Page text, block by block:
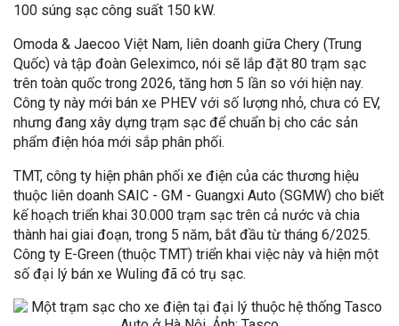
100 súng sạc công suất 150 kW.
Omoda & Jaecoo Việt Nam, liên doanh giữa Chery (Trung
Quốc) và tập đoàn Geleximco, nói sẽ lắp đặt 80 trạm sạc
trên toàn quốc trong 2026, tăng hơn 5 lần so với hiện nay.
Công ty này mới bán xe PHEV với số lượng nhỏ, chưa có EV,
nhưng đang xây dựng trạm sạc để chuẩn bị cho các sản
phẩm điện hóa mới sắp phân phối.
TMT, công ty hiện phân phối xe điện của các thương hiệu
thuộc liên doanh SAIC - GM - Guangxi Auto (SGMW) cho biết
kế hoạch triển khai 30.000 trạm sạc trên cả nước và chia
thành hai giai đoạn, trong 5 năm, bắt đầu từ tháng 6/2025.
Công ty E-Green (thuộc TMT) triển khai việc này và hiện một
số đại lý bán xe Wuling đã có trụ sạc.